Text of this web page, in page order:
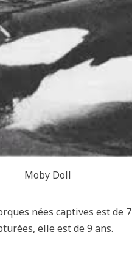
Moby Doll
nées captives est de
elle est de 9 ans.